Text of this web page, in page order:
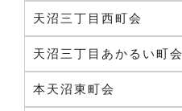
天沼三丁目西町会
天沼三丁目あかるい町会
本天沼東町会